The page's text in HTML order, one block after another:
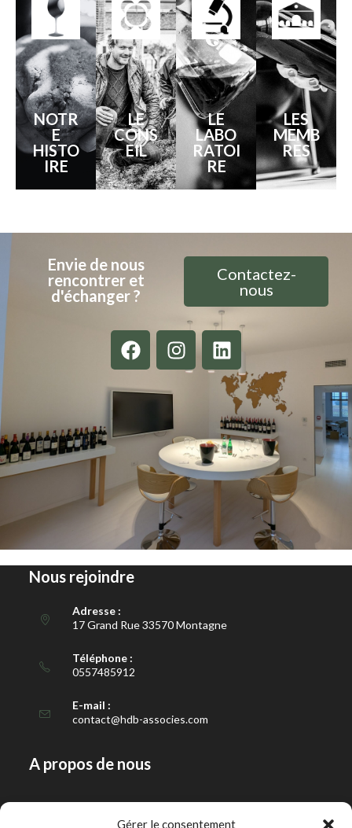
Gérer le consentement
NOTR
E
HISTO
IRE
LE
CONS
EIL
LE
LABO
RATOI
RE
LES
MEMB
RES
Envie de nous
rencontrer et
d'échanger ?
Contactez-
nous
Nous rejoindre
Adresse :
17 Grand Rue 33570 Montagne
Téléphone :
0557485912
E-mail :
contact@hdb-associes.com
A propos de nous
Notre histoire